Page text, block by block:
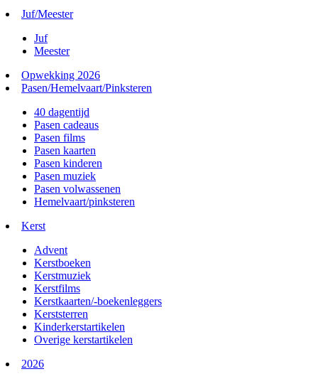
Juf/Meester
Juf
Meester
Opwekking 2026
Pasen/Hemelvaart/Pinksteren
40 dagentijd
Pasen cadeaus
Pasen films
Pasen kaarten
Pasen kinderen
Pasen muziek
Pasen volwassenen
Hemelvaart/pinksteren
Kerst
Advent
Kerstboeken
Kerstmuziek
Kerstfilms
Kerstkaarten/-boekenleggers
Kerststerren
Kinderkerstartikelen
Overige kerstartikelen
2026